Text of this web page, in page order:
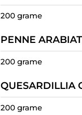
200 grame
PENNE
200 grame
QUESARDILLIA
200 grame